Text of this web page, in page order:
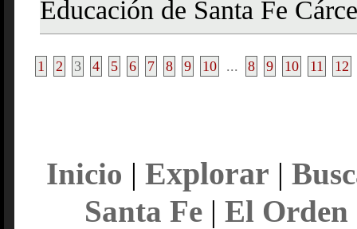
Educación de Santa Fe
1 2 3 4 5 6 7 8 9 10 ... 8 9 10 11 12
Inicio | Explorar |
Santa Fe| El Orden